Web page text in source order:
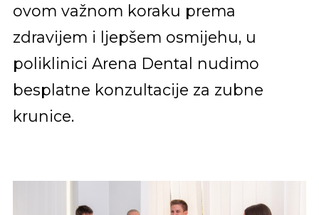
ovom važnom koraku prema
zdravijem i ljepšem osmijehu, u
poliklinici Arena Dental nudimo
besplatne konzultacije za zubne
krunice.